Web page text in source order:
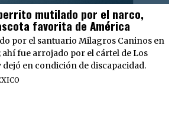
mutilado por el narco,
favorita de América
por el santuario Milagros Caninos en
ahí fue arrojado por el cártel de Los
dejó en condición de discapacidad.